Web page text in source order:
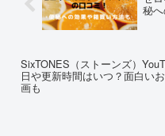
秘
SixTONES（ストーンズ）
日や更新時間はいつ？面白い
画も